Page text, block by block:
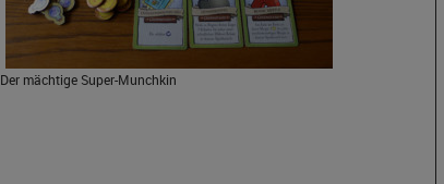
Der mächtige Super-Munchkin